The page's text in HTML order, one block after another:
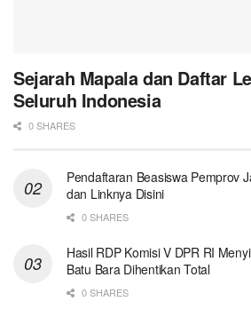
Sejarah Mapala dan Daftar
Seluruh Indonesia
0 SHARES
Pendaftaran Beasiswa Pemprov
dan Linknya Disini
0 SHARES
Hasil RDP Komisi V DPR RI
Batu Bara Dihentikan Total
0 SHARES